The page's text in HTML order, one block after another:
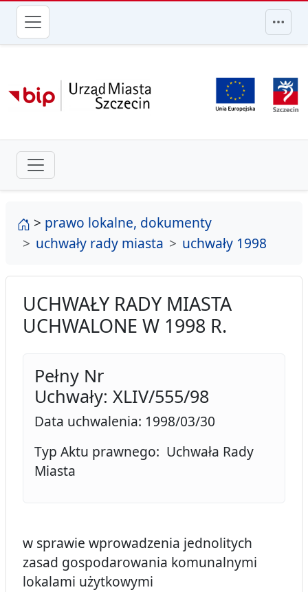
przejdź do głównego menu
strona główna
> prawo lokalne, dokumenty
uchwały rady miasta
uchwały 1998
UCHWAŁY RADY MIASTA
UCHWALONE W 1998 R.
Pełny Nr
Uchwały: XLIV/555/98
Data uchwalenia: 1998/03/30
Typ Aktu prawnego: Uchwała Rady
Miasta
w sprawie wprowadzenia jednolitych
zasad gospodarowania komunalnymi
lokalami użytkowymi